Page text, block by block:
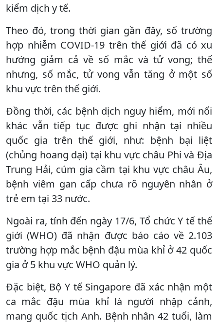
kiểm dịch y tế.
Theo đó, trong thời gian gần đây, số trường
hợp nhiễm COVID-19 trên thế giới đã có xu
hướng giảm cả về số mắc và tử vong; thế
nhưng, số mắc, tử vong vẫn tăng ở một số
khu vực trên thế giới.
Đồng thời, các bệnh dịch nguy hiểm, mới nổi
khác vẫn tiếp tục được ghi nhận tại nhiều
quốc gia trên thế giới, như: bệnh bại liệt
(chủng hoang dại) tại khu vực châu Phi và Địa
Trung Hải, cúm gia cầm tại khu vực châu Âu,
bệnh viêm gan cấp chưa rõ nguyên nhân ở
trẻ em tại 33 nước.
Ngoài ra, tính đến ngày 17/6, Tổ chức Y tế thế
giới (WHO) đã nhận được báo cáo về 2.103
trường hợp mắc bệnh đậu mùa khỉ ở 42 quốc
gia ở 5 khu vực WHO quản lý.
Đặc biệt, Bộ Y tế Singapore đã xác nhận một
ca mắc đậu mùa khỉ là người nhập cảnh,
mang quốc tịch Anh. Bệnh nhân 42 tuổi, làm